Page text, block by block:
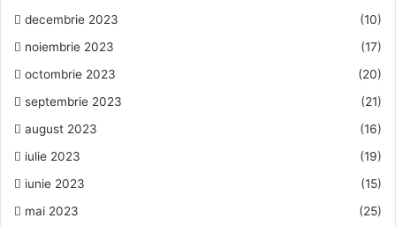
decembrie 2023
(10)
noiembrie 2023
(17)
octombrie 2023
(20)
septembrie 2023
(21)
august 2023
(16)
iulie 2023
(19)
iunie 2023
(15)
mai 2023
(25)